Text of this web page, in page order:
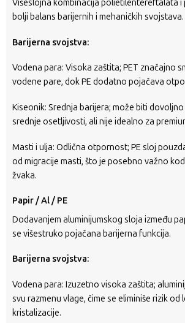
Višeslojna kombinacija polietilentereftalata
bolji balans barijernih i mehaničkih svojstava.
Barijerna svojstva:
Vodena para: Visoka zaštita; PET značajno
vodene pare, dok PE dodatno pojačava
Kiseonik: Srednja barijera; može biti
srednje osetljivosti, ali nije idealno za
Masti i ulja: Odlična otpornost; PE sloj
od migracije masti, što je posebno važno
žvaka.
Papir / Al / PE
Dodavanjem aluminijumskog sloja između
se višestruko pojačana barijerna funkcija.
Barijerna svojstva:
Vodena para: Izuzetno visoka zaštita;
svu razmenu vlage, čime se eliminiše rizik od
kristalizacije.